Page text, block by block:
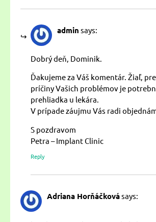
admin says:
Dobrý deň, Dominik.
Ďakujeme za Váš komentár. Žiaľ,
príčiny Vašich problémov je
prehliadka u lekára.
V prípade záujmu Vás radi
S pozdravom
Petra – Implant Clinic
Reply
Adriana Horňáčkovásays: